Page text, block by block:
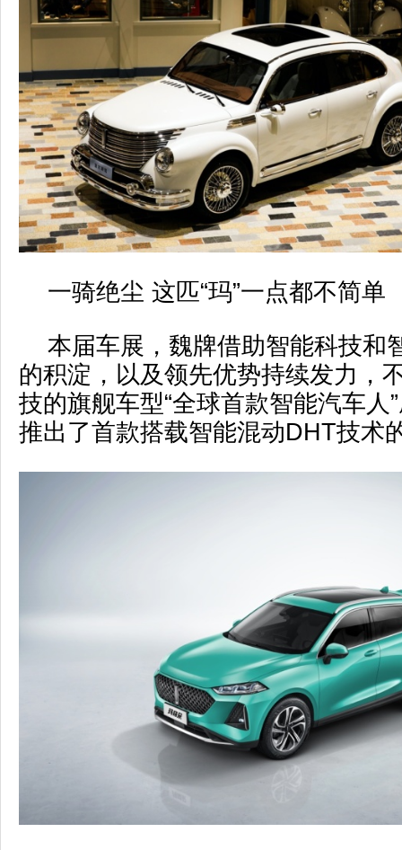
一骑绝尘 这匹“玛”一点都不简单
本届车展，魏牌借助智能科技和
的积淀，以及领先优势持续发力，
技的旗舰车型“全球首款智能汽车人
推出了首款搭载智能混动DHT技术